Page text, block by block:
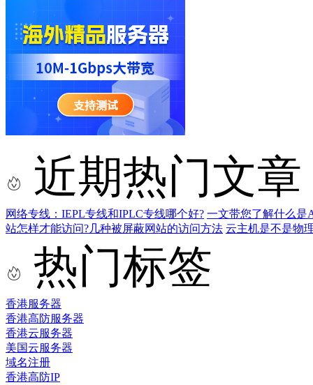
近期热门文章
网络专线：IEPL专线和IPLC专线哪个好? 一文带您了解什么是
站怎样才能访问?几种被屏蔽网站的访问方法 云主机是不是物
热门标签
香港服务器
香港高防服务器
香港云服务器
美国云服务器
域名注册
香港高防IP